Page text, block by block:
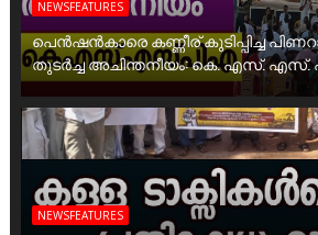
NEWSFEATURES
പെൻഷൻകാരെ കണ്ണീര് കുടിപ്പിച്ച
തുടർച്ച അചിന്തനീയം: കെ. എസ്. എസ്.
NEWSFEATURES